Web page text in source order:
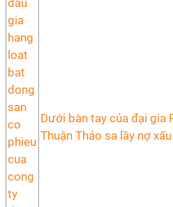
Dưới bàn tay của đại gia
Thuận Thảo sa lầy nợ